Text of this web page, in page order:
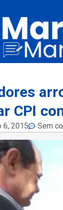
CPI
6, 2015 Sem